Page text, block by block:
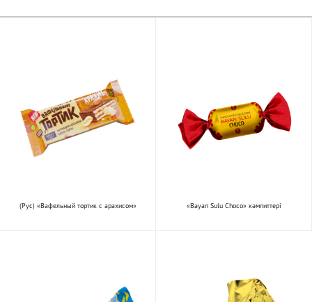
(Рус) «Вафельный тортик с арахисом» «Bayan Sulu Choco» кәмпиттері